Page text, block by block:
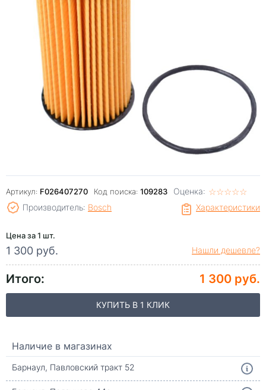
Артикул: F026407270 Код поиска: 109283 Оценка: ☆☆☆☆☆
★★★★★
Характеристики
Производитель: Bosch
Цена за 1 шт.
1 300 руб. Нашли дешевле?
Итого: 1 300 руб.
КУПИТЬ В 1 КЛИК
Наличие в магазинах
Барнаул, Павловский тракт 52